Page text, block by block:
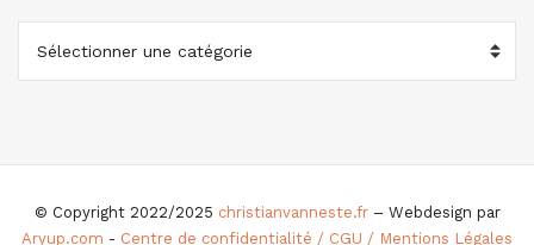
CATÉGORIES
© Copyright 2022/2025 christianvanneste.fr– Webdesign par
Aryup.com - Centre de confidentialité / CGU / Mentions Légales